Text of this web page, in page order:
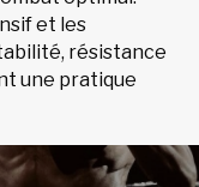
et les
résistance
une pratique